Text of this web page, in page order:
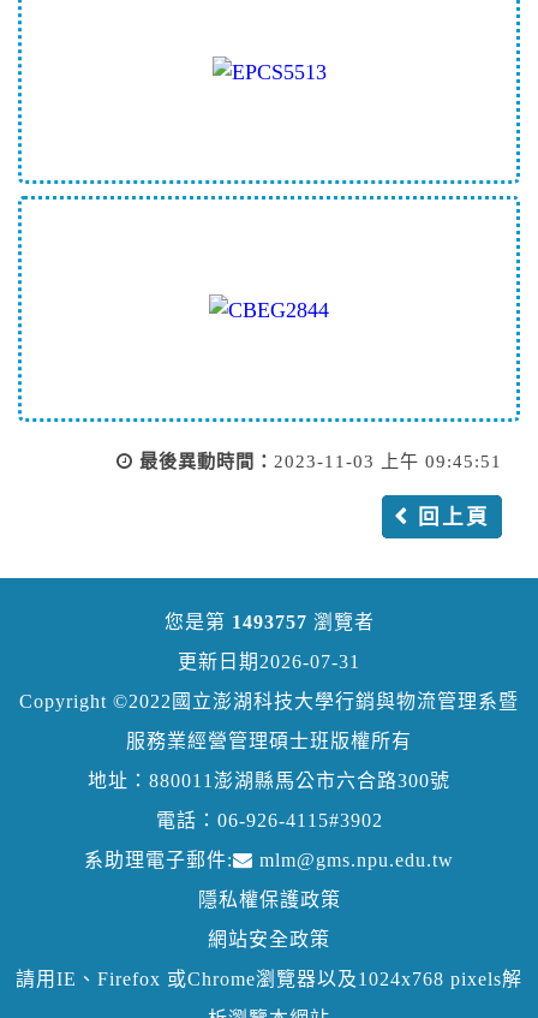
最後異動時間： 2023-11-03 上午 09:45:51
回上頁
您是第 1493757 瀏覽者
更新日期2026-07-31
Copyright ©2022國立澎湖科技大學行銷與物流管理系暨
服務業經營管理碩士班版權所有
地址：880011澎湖縣馬公市六合路300號
電話：06-926-4115#3902
系助理電子郵件:
mlm@gms.npu.edu.tw
隱私權保護政策
網站安全政策
請用IE、Firefox 或Chrome瀏覽器以及1024x768 pixels解